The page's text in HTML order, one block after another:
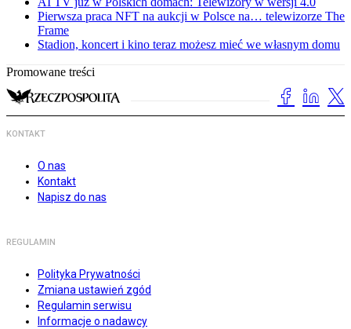
Pierwsza praca NFT na aukcji w Polsce na… telewizorze The
Frame
Stadion, koncert i kino teraz możesz mieć we własnym domu
Promowane treści
KONTAKT
O nas
Kontakt
Napisz do nas
REGULAMIN
Polityka Prywatności
Zmiana ustawień zgód
Regulamin serwisu
Informacje o nadawcy